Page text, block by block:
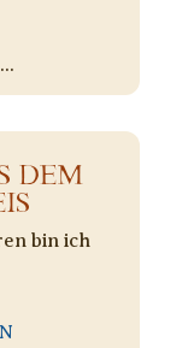
DEM
bin ich